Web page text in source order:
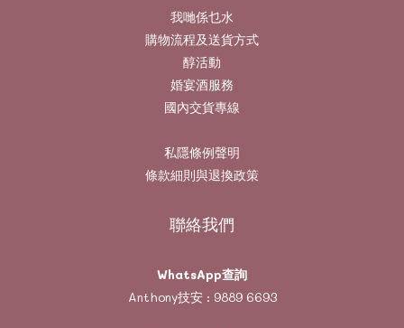
我哋係乜水
購物流程及送貨方式
醇活動
婚宴酒服務
國內交貨專線
私隱條例聲明
條款細則與退換政策
聯絡我們
WhatsApp查詢
Anthony技安 : 9889 6693